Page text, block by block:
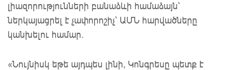
լիազորությունների բանաձևի համաձայն՝
ներկայացրել է չափորոշիչ՝ ԱՄՆ հարվածները
կանխելու համար․
«Նույնիսկ եթե այդպես լինի, Կոնգրեսը պետք է